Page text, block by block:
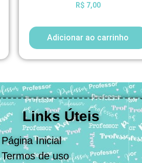
R$ 7,00
Adicionar ao carrinho
Links Úteis
Página Inicial
Termos de uso